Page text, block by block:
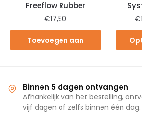
Freeflow Rubber
€17,50
Toevoegen aan
€
Binnen 5 dagen ontvangen
Afhankelijk van het bestelling,
vijf dagen of zelfs binnen één dag.